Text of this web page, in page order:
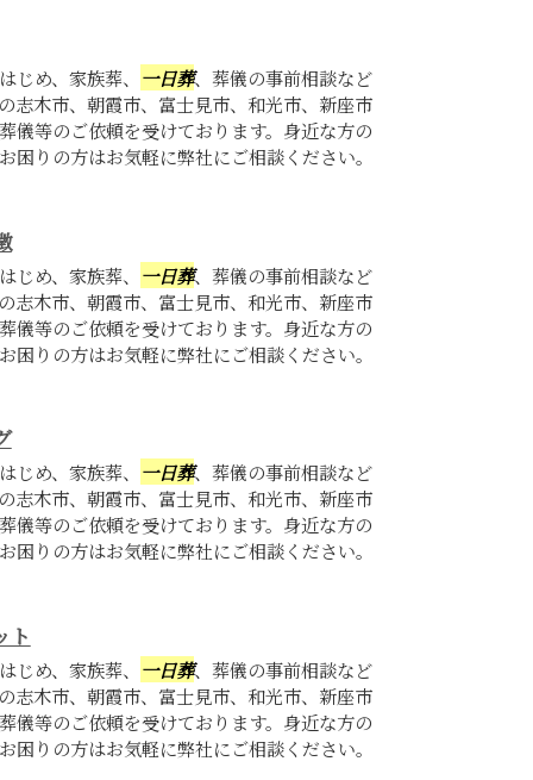
め、家族葬、 一日葬、葬儀の事前相談など
志木市、朝霞市、富士見市、和光市、新座市
儀等のご依頼を受けております。身近な方の
困りの方はお気軽に弊社にご相談ください。
め、家族葬、 一日葬、葬儀の事前相談など
志木市、朝霞市、富士見市、和光市、新座市
儀等のご依頼を受けております。身近な方の
困りの方はお気軽に弊社にご相談ください。
め、家族葬、 一日葬、葬儀の事前相談など
志木市、朝霞市、富士見市、和光市、新座市
儀等のご依頼を受けております。身近な方の
困りの方はお気軽に弊社にご相談ください。
ト
め、家族葬、 一日葬、葬儀の事前相談など
志木市、朝霞市、富士見市、和光市、新座市
儀等のご依頼を受けております。身近な方の
困りの方はお気軽に弊社にご相談ください。